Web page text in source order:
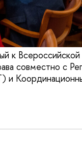
к
совместно с
и